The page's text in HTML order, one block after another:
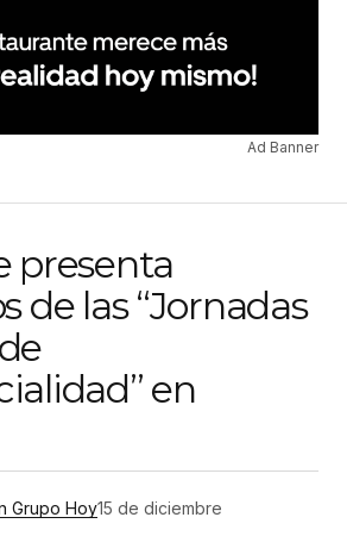
Ad Banner
presenta
de las “Jornadas
en
Grupo Hoy15 de diciembre